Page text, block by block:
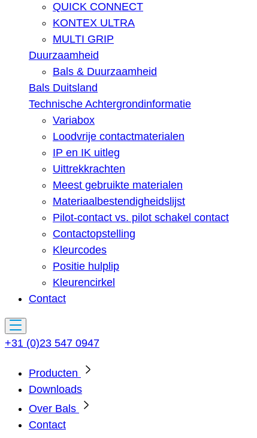
QUICK CONNECT
KONTEX ULTRA
MULTI GRIP
Duurzaamheid
Bals & Duurzaamheid
Bals Duitsland
Technische Achtergrondinformatie
Variabox
Loodvrije contactmaterialen
IP en IK uitleg
Uittrekkrachten
Meest gebruikte materialen
Materiaalbestendigheidslijst
Pilot-contact vs. pilot schakel contact
Contactopstelling
Kleurcodes
Positie hulplip
Kleurencirkel
Contact
+31 (0)23 547 0947
Producten
Downloads
Over Bals
Contact